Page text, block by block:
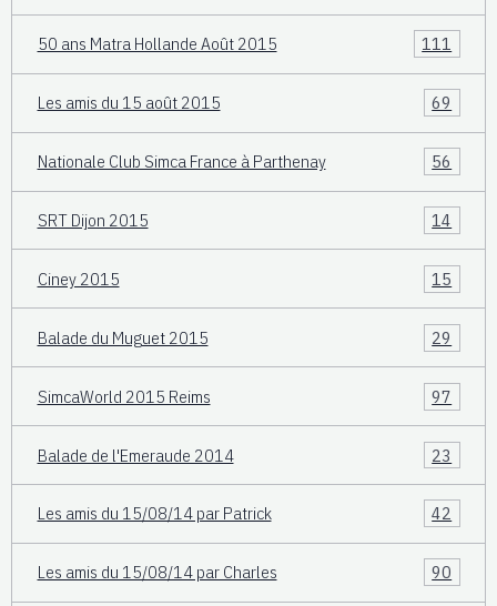
50 ans Matra Hollande Août 2015 111
Les amis du 15 août 2015 69
Nationale Club Simca France à Parthenay 56
SRT Dijon 2015 14
Ciney 2015 15
Balade du Muguet 2015 29
SimcaWorld 2015 Reims 97
Balade de l'Emeraude 2014 23
Les amis du 15/08/14 par Patrick 42
Les amis du 15/08/14 par Charles 90